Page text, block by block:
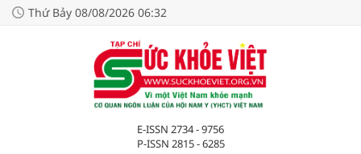
Thứ Bảy 08/08/2026 06:32
E-ISSN 2734 - 9756
P-ISSN 2815 - 6285